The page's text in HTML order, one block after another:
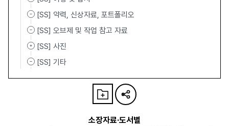
[SS] 약력, 신상자료, 포트폴리오
[SS] 오브제 및 작업 참고 자료
[SS] 사진
[SS] 기타
소장자료·도서별